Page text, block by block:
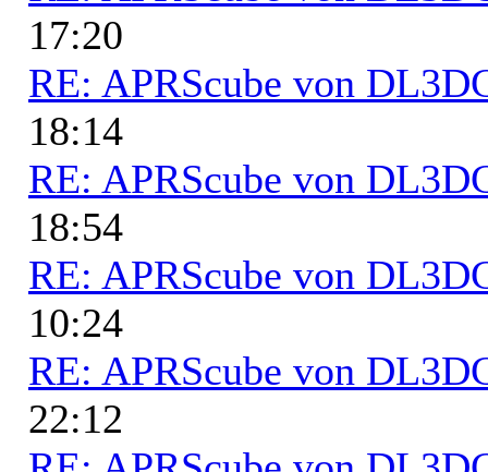
17:20
RE: APRScube von
18:14
RE: APRScube von
18:54
RE: APRScube von
10:24
RE: APRScube von
22:12